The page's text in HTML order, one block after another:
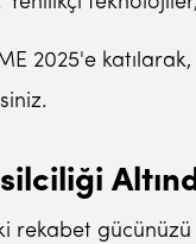
2025'e
rekabet